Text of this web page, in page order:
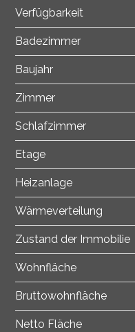
Verfügbarkeit
Badezimmer
Baujahr
Zimmer
Schlafzimmer
Etage
Heizanlage
Wärmeverteilung
Zustand der Immobilie
Wohnfläche
Bruttowohnfläche
Netto Fläche